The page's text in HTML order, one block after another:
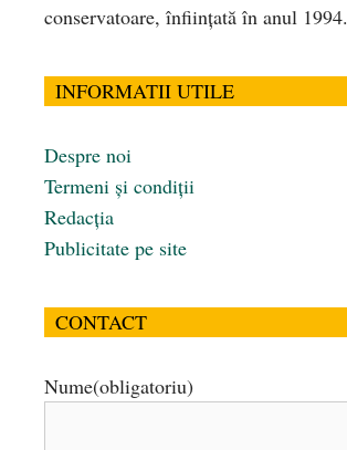
conservatoare, înfiinţată în anul 1994.
INFORMATII UTILE
Despre noi
Termeni și condiții
Redacția
Publicitate pe site
CONTACT
Nume(obligatoriu)